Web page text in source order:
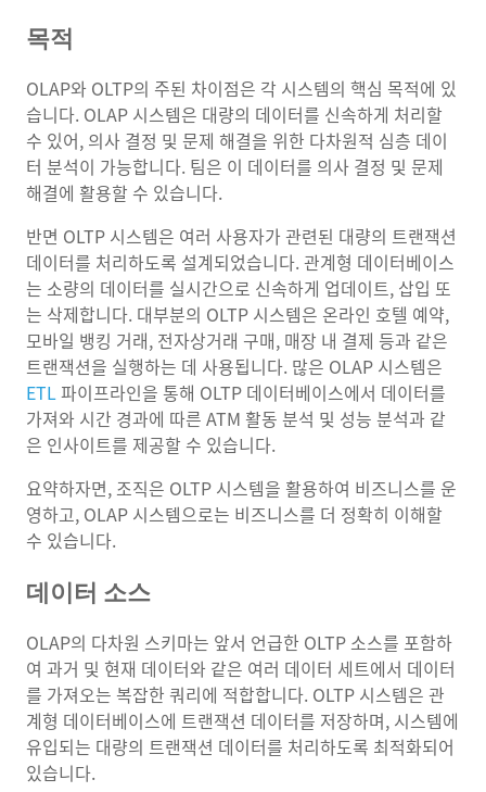
목적
OLAP와 OLTP의 주된 차이점은 각 시스템의 핵심 목적에 있
습니다. OLAP 시스템은 대량의 데이터를 신속하게 처리할
수 있어, 의사 결정 및 문제 해결을 위한 다차원적 심층 데이
터 분석이 가능합니다. 팀은 이 데이터를 의사 결정 및 문제
해결에 활용할 수 있습니다.
반면 OLTP 시스템은 여러 사용자가 관련된 대량의 트랜잭션
데이터를 처리하도록 설계되었습니다. 관계형 데이터베이스
는 소량의 데이터를 실시간으로 신속하게 업데이트, 삽입 또
는 삭제합니다. 대부분의 OLTP 시스템은 온라인 호텔 예약,
모바일 뱅킹 거래, 전자상거래 구매, 매장 내 결제 등과 같은
트랜잭션을 실행하는 데 사용됩니다. 많은 OLAP 시스템은
ETL파이프라인을 통해 OLTP 데이터베이스에서 데이터를
가져와 시간 경과에 따른 ATM 활동 분석 및 성능 분석과 같
은 인사이트를 제공할 수 있습니다.
요약하자면, 조직은 OLTP 시스템을 활용하여 비즈니스를 운
영하고, OLAP 시스템으로는 비즈니스를 더 정확히 이해할
수 있습니다.
데이터 소스
OLAP의 다차원 스키마는 앞서 언급한 OLTP 소스를 포함하
여 과거 및 현재 데이터와 같은 여러 데이터 세트에서 데이터
를 가져오는 복잡한 쿼리에 적합합니다. OLTP 시스템은 관
계형 데이터베이스에 트랜잭션 데이터를 저장하며, 시스템에
유입되는 대량의 트랜잭션 데이터를 처리하도록 최적화되어
있습니다.